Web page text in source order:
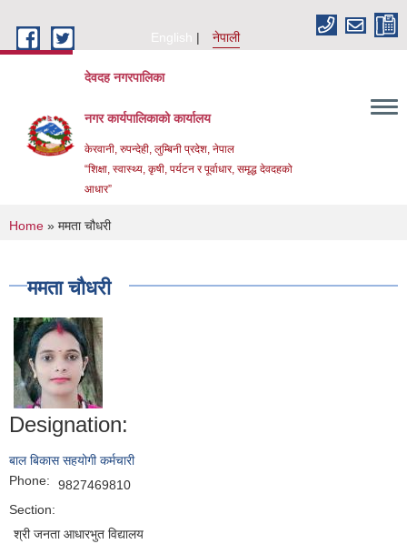
English
नेपाली
देवदह नगरपालिका
नगर कार्यपालिकाको कार्यालय
केरवानी, रुपन्देही, लुम्बिनी प्रदेश, नेपाल
“शिक्षा, स्वास्थ्य, कृषी, पर्यटन र पूर्वाधार, समृद्ध देवदहको
आधार”
You are here
Home » ममता चौधरी
ममता चौधरी
Designation:
बाल बिकास सहयोगी कर्मचारी
Phone:
9827469810
Section:
श्री जनता आधारभुत विद्यालय